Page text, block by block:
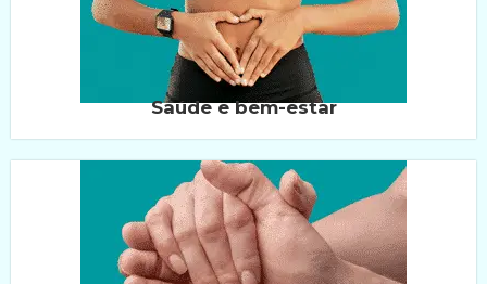
Saúde e bem-estar